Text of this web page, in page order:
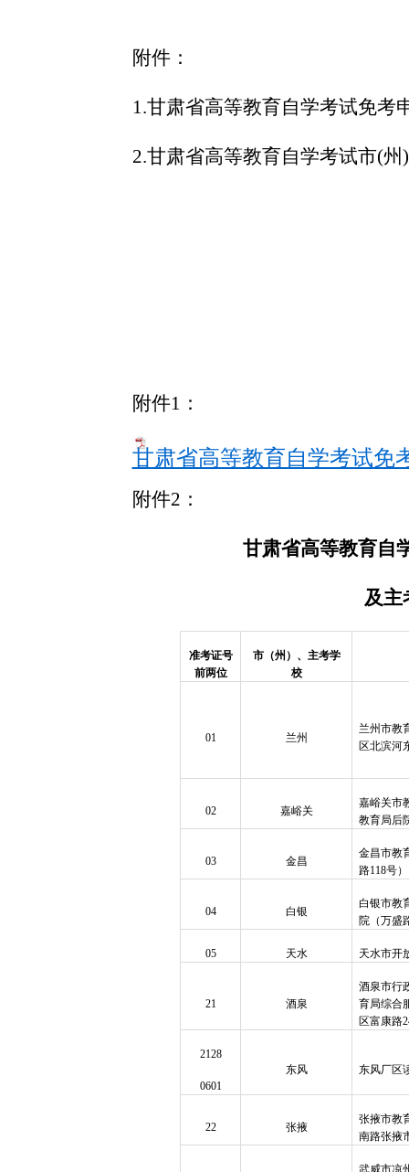
附件：
1.甘肃省高等教育自学考试免考
2.甘肃省高等教育自学考试市(
附件1：
甘肃省高等教育自学考试免
附件2：
甘肃省高等教育自
及主
准考证号
前两位
市（州） 、 主考学
校
01 兰州
兰州市教
区北滨河
02 嘉峪关
嘉峪关市
教育局后
03 金昌
金昌市教
路118号）
04 白银
白银市教
院（万盛
05 天水 天水市开
21 酒泉
酒泉市行
育局综合
区富康路
2128
0601
东风 东风厂区
22 张掖
张掖市教
南路张掖
武威市凉